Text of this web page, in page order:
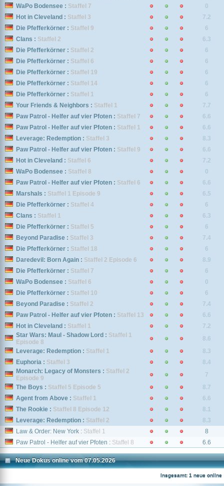
WaPo Bodensee : Staffel 7
0
Hot in Cleveland : Staffel 3
7.2
Die Pfefferkörner : Staffel 9
6
Clans : Staffel 2
6.3
Die Pfefferkörner : Staffel 2
6
Die Pfefferkörner : Staffel 6
6
Die Pfefferkörner : Staffel 19
6
Die Pfefferkörner : Staffel 14
6
Die Pfefferkörner : Staffel 1
6
Your Friends & Neighbors : Staffel 1
7.7
Paw Patrol - Helfer auf vier Pfoten : Staffel 7
6.6
Paw Patrol - Helfer auf vier Pfoten : Staffel 1
6.6
Leverage: Redemption : Staffel 3
8.3
Paw Patrol - Helfer auf vier Pfoten : Staffel 9
6.6
Hot in Cleveland : Staffel 6
7.2
WaPo Bodensee : Staffel 8
0
Paw Patrol - Helfer auf vier Pfoten : Staffel 6
6.6
Marshals : Staffel 1 Episode 9
6.5
Die Pfefferkörner : Staffel 4
6
Clans : Staffel 1
6.3
Die Pfefferkörner : Staffel 5
6
Beyond Paradise : Staffel 3
7.4
Die Pfefferkörner : Staffel 18
6
Daredevil: Born Again : Staffel 2 Episode 6
8.9
Die Pfefferkörner : Staffel 7
6
WaPo Bodensee : Staffel 6
0
Die Pfefferkörner : Staffel 10
6
Beyond Paradise : Staffel 2
7.4
Paw Patrol - Helfer auf vier Pfoten : Staffel 13
6.6
Hot in Cleveland : Staffel 1
7.2
Star Wars: Maul - Shadow Lord : Staffel 1
Episode 8
8.6
Leverage: Redemption : Staffel 1
8.3
Euphoria : Staffel 3
8.4
Monarch: Legacy of Monsters : Staffel 2
Episode 9
7
The Boys : Staffel 5 Episode 5
8.7
Agent from Above : Staffel 1
6.6
The Rookie : Staffel 8 Episode 12
8.1
Leverage: Redemption : Staffel 2
8.3
Law & Order: New York : Staffel 1
8
Paw Patrol - Helfer auf vier Pfoten : Staffel 8 6.6
Neue Dokus online vom 07.05.2026
Insgesamt: 1 neue online